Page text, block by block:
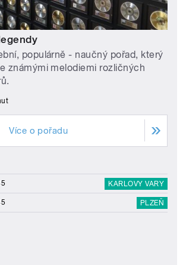
populárně - naučný pořad, který
známými melodiemi rozličných
Více o pořadu
KARLOVY VARY
PLZEŇ